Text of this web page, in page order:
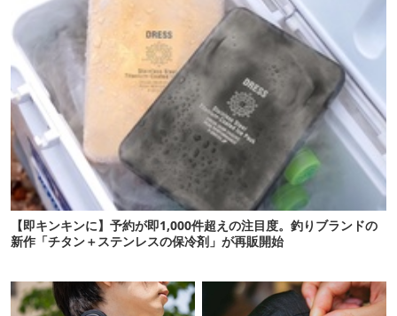
【即キンキンに】予約が即1,000件超えの注目度。釣りブランドの
新作「チタン＋ステンレスの保冷剤」が再販開始